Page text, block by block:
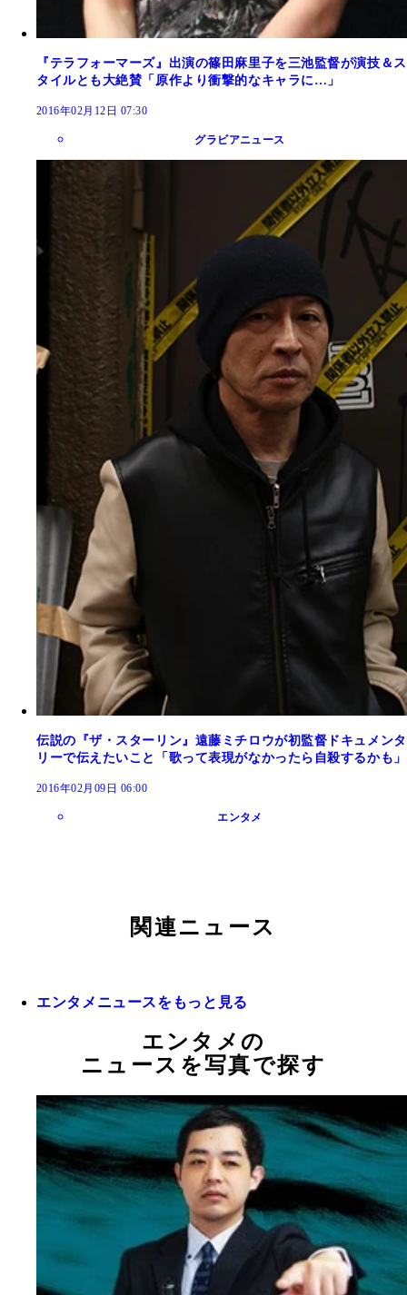
『テラフォーマーズ』出演の篠田麻里子を三池監督が演技＆ス
タイルとも大絶賛「原作より衝撃的なキャラに…」
2016年02月12日 07:30
グラビアニュース
伝説の『ザ・スターリン』遠藤ミチロウが初監督ドキュメンタ
リーで伝えたいこと「歌って表現がなかったら自殺するかも」
2016年02月09日 06:00
エンタメ
関連ニュース
エンタメニュースをもっと見る
エンタメの
ニュースを写真で探す